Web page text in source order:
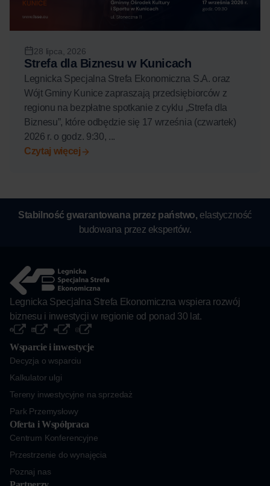
28 lipca, 2026
Strefa dla Biznesu w Kunicach
Legnicka Specjalna Strefa Ekonomiczna S.A. oraz
Wójt Gminy Kunice zapraszają przedsiębiorców z
regionu na bezpłatne spotkanie z cyklu „Strefa dla
Biznesu”, które odbędzie się 17 września (czwartek)
2026 r. o godz. 9:30, ...
Czytaj więcej
Stabilność gwarantowana przez państwo, elastyczność
budowana przez ekspertów.
Legnicka Specjalna Strefa Ekonomiczna wspiera rozwój
biznesu i inwestycji w regionie od ponad 30 lat.
Wsparcie i inwestycje
Decyzja o wsparciu
Kalkulator ulgi
Tereny inwestycyjne na sprzedaż
Park Przemysłowy
Oferta i Współpraca
Centrum Konferencyjne
Przestrzenie do wynajęcia
Poznaj nas